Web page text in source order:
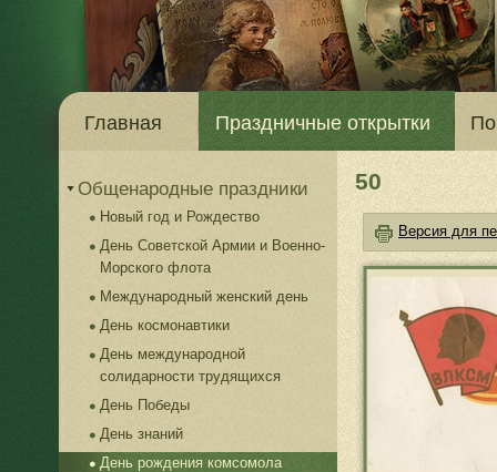
Главная Праздничные открытки
Общенародные праздники
Новый год и Рождество
День Советской Армии и Военно-
Морского флота
Международный женский день
День космонавтики
День международной
солидарности трудящихся
День Победы
День знаний
День рождения комсомола
50
Версия для